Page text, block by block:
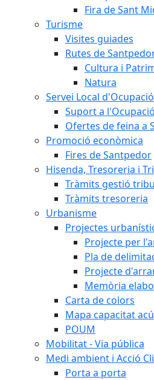
Fira de Sant
Turisme
Visites guiades
Rutes de
Cultura i
Natura
Servei Local d'Ocupació
Suport a
Ofertes de feina a
Promoció econòmica
Fires de Santpedor
Hisenda, Tresoreria i
Tràmits gestió
Tràmits tresoreria
Urbanisme
Projectes
Projecte per
Pla de
Projecte
Memòria
Carta de colors
Mapa capacitat
POUM
Mobilitat - Via pública
Medi ambient i Acció
Porta a porta